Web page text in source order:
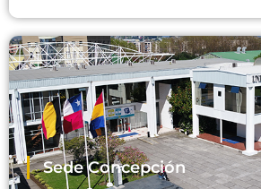
Sede Concepción